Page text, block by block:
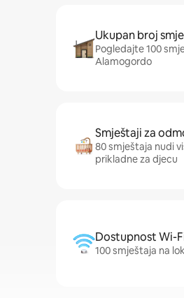
Ukupan broj
Pogledajte 100
Alamogordo
Smještaji za
80 smještaja nudi
prikladne za djecu
Dostupnost Wi-
100 smještaja na